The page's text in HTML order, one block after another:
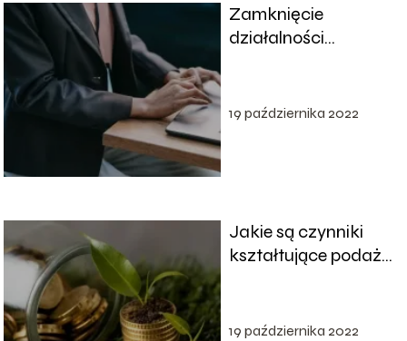
Zamknięcie
działalności
19 października 2022
Jakie są czynniki
kształtujące podaż?
rynkowa?
19 października 2022